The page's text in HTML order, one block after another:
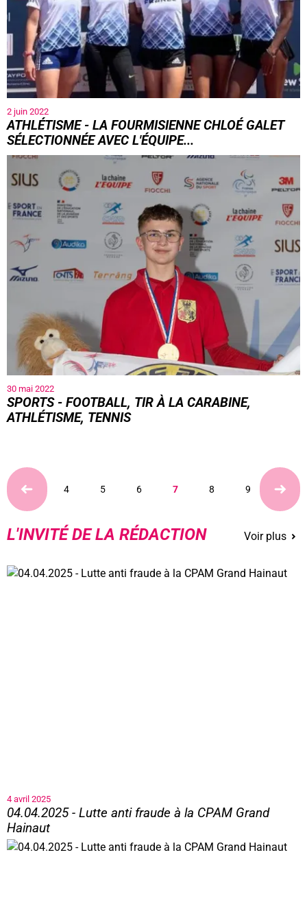
2 juin 2022
ATHLÉTISME - LA FOURMISIENNE CHLOÉ GALET
SÉLECTIONNÉE AVEC L'ÉQUIPE...
30 mai 2022
SPORTS - FOOTBALL, TIR À LA CARABINE,
ATHLÉTISME, TENNIS
4 5 6 7 8 9 10
L'INVITÉ DE LA RÉDACTION Voir plus
4 avril 2025
04.04.2025 - Lutte anti fraude à la CPAM Grand
Hainaut
04.04.2025 - Lutte anti fraude à la CPAM Grand Hainaut